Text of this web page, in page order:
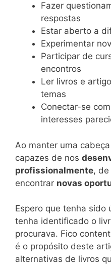
Fazer
respostas
Estar aberto a
Experimentar
Participar de
encontros
Ler livros e
temas
Conectar-se
interesses
Ao manter uma
capazes de nos
profissionalmente,
encontrar novas
Espero que tenha sido
tenha identificado o
procurava. Fico
é o propósito deste
alternativas de livros